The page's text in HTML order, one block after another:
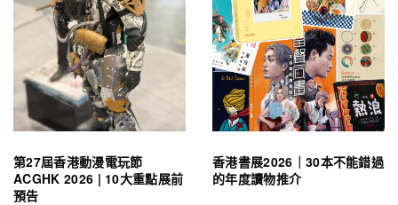
第27屆香港動漫電玩節
ACGHK 2026 | 10大重點展前
預告
香港書展2026｜30本不能錯過
的年度讀物推介